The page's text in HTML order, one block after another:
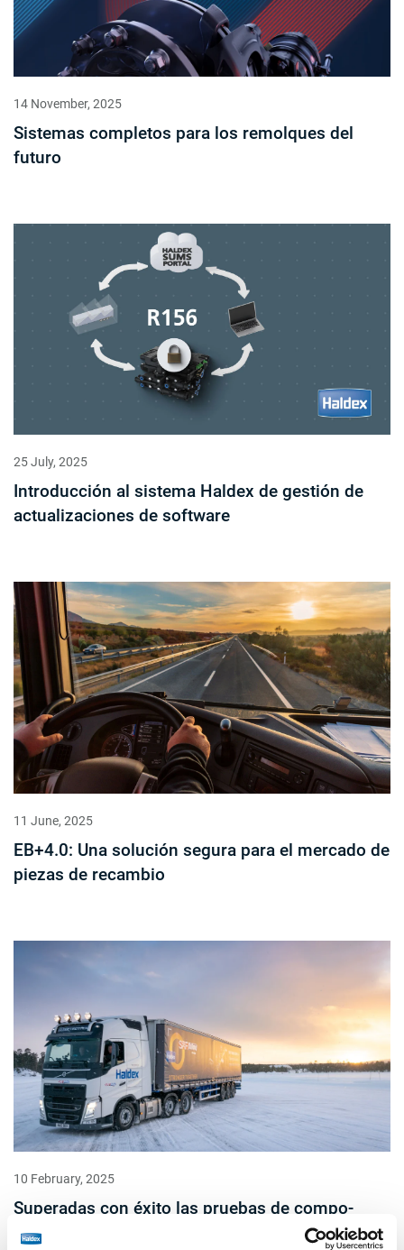
14 November, 2025
Sistemas completos para los remolques del
futuro
25 July, 2025
Introducción al sistema Haldex de gestión de
actualizaciones de software
11 June, 2025
EB+4.0: Una solución segura para el mercado de
piezas de recambio
10 February, 2025
Superadas con éxito las pruebas de compo-
nentes de camión en condiciones de frío